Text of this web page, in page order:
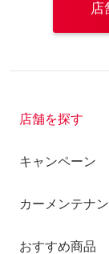
店
店舗を探す
キャンペーン
カーメンテナ
おすすめ商品